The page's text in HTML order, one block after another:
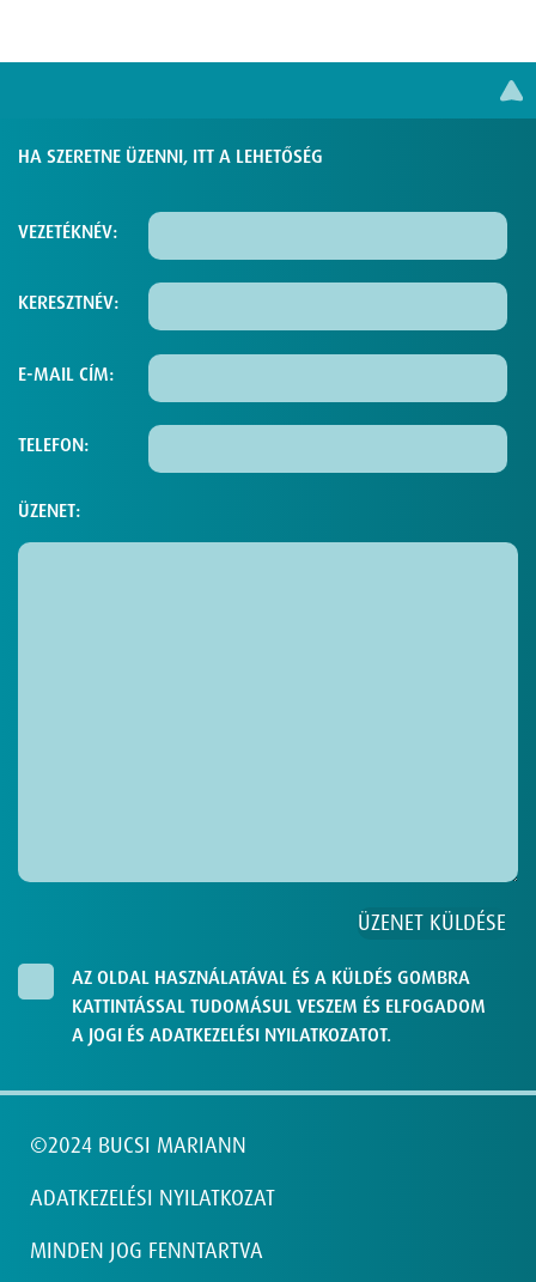
HA SZERETNE ÜZENNI, ITT A LEHETŐSÉG
VEZETÉKNÉV:
KERESZTNÉV:
E-MAIL CÍM:
TELEFON:
ÜZENET:
AZ OLDAL HASZNÁLATÁVAL ÉS A KÜLDÉS GOMBRA
KATTINTÁSSAL TUDOMÁSUL VESZEM ÉS ELFOGADOM
A JOGI ÉS ADATKEZELÉSI NYILATKOZATOT.
©2024 BUCSI MARIANN
ADATKEZELÉSI NYILATKOZAT
MINDEN JOG FENNTARTVA